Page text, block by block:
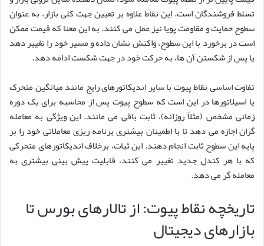
تسلط فروشندگان است. این نقاط علاوه بر تعیین جهت کلی بازار، به عنوان
سطوح حمایت و مقاومت پویا نیز عمل می کنند. به این معنا که قیمت ممکن
است در برخورد با این سطوح، واکنش نشان داده و مسیر خود را تغییر دهد
یا پس از شکستن آن ها، به حرکت خود در جهت شکست ادامه دهد.
تفاوت اساسی نقاط پیوت با سایر اندیکاتورهای رایج مانند میانگین متحرک
یا اسیلاتورها در این است که سطوح پیوت پس از محاسبه برای یک دوره
زمانی مشخص (مثلاً روزانه)، ثابت باقی می مانند. این ویژگی به معامله
گران اجازه می دهد تا با اطمینان بیشتری برنامه ریزی معاملاتی خود را بر
پایه این سطوح ثابت انجام دهند. این ثبات، برخلاف اندیکاتورهای متحرکی
که با هر کندل جدید تغییر می کنند، قابلیت پیش بینی بیشتری به
معامله گر می دهد.
تاریخچه نقاط پیوت: از تالارهای بورس تا
بازارهای دیجیتال